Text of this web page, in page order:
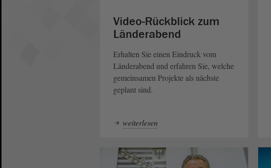
Video-Rückblick zum
Länderabend
Erhalten Sie einen Eindruck vom
Länderabend und erfahren Sie, welche
gemeinsamen Projekte als nächste
geplant sind.
weiterlesen